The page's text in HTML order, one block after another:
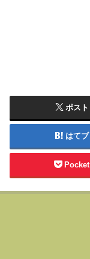
ポスト
はてブ
Pocket